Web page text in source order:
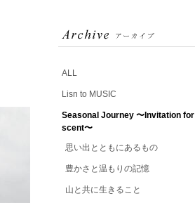
ALL
Lisn to MUSIC
Seasonal Journey 〜Invitation for
scent〜
思い出とともにあるもの
豊かさと温もりの記憶
山と共に生きること